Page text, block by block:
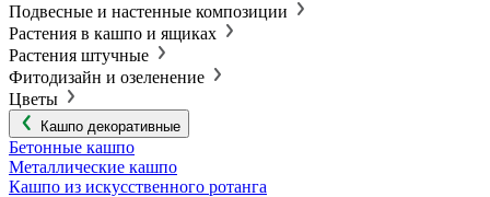
Подвесные и настенные композиции
Растения в кашпо и ящиках
Растения штучные
Фитодизайн и озеленение
Цветы
Кашпо декоративные
Бетонные кашпо
Металлические кашпо
Кашпо из искусственного ротанга